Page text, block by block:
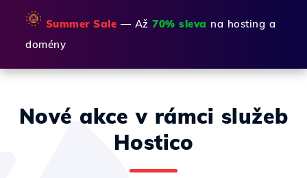
🌞 Summer Sale — Až 70% sleva na hosting a
domény
Nové akce v rámci služeb
Hostico